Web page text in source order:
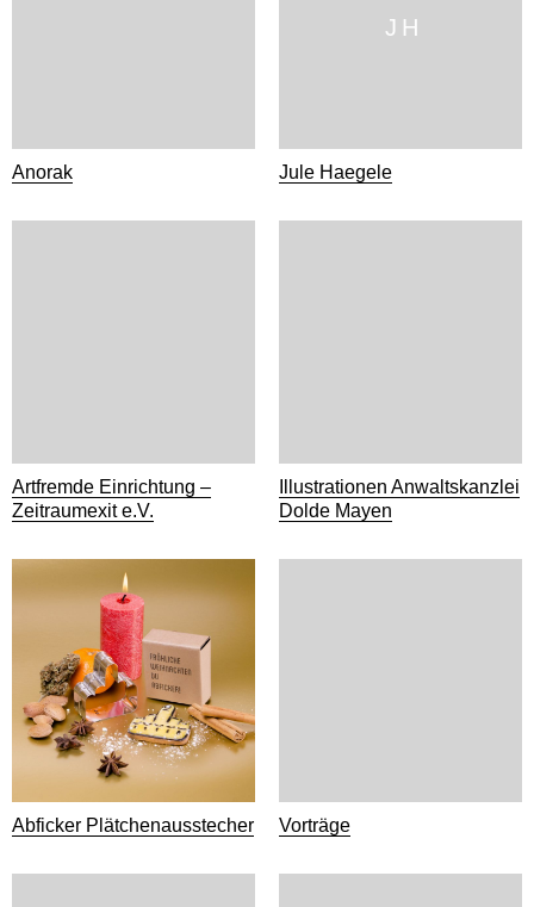
Anorak
J H
Jule Haegele
Artfremde Einrichtung –
Zeitraumexit e.V.
Illustrationen Anwaltskanzlei
Dolde Mayen
Abficker Plätchenausstecher Vorträge